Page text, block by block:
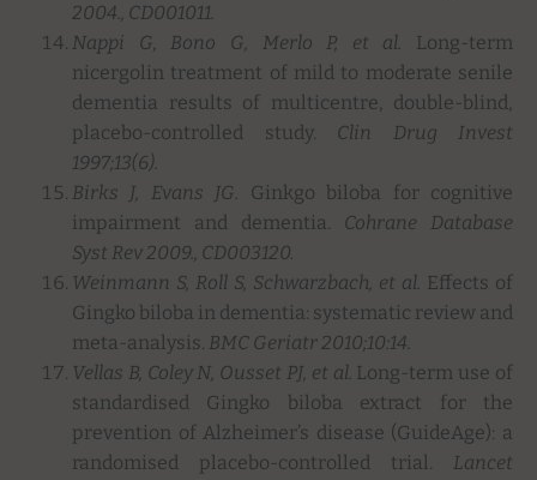
2004., CD001011.
Nappi G, Bono G, Merlo P, et al. Long-term
nicergolin treatment of mild to moderate senile
dementia results of multicentre, double-blind,
placebo-controlled study. Clin Drug Invest
1997;13(6).
Birks J, Evans JG. Ginkgo biloba for cognitive
impairment and dementia. Cohrane Database
Syst Rev 2009., CD003120.
Weinmann S, Roll S, Schwarzbach, et al. Effects of
Gingko biloba in dementia: systematic review and
meta-analysis. BMC Geriatr 2010;10:14.
Vellas B, Coley N, Ousset PJ, et al. Long-term use of
standardised Gingko biloba extract for the
prevention of Alzheimer’s disease (GuideAge): a
randomised placebo-controlled trial. Lancet